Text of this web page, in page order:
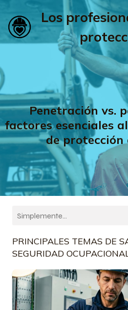
Los
Penetración vs.
factores esenciales
de protección
PRINCIPALES TEMAS DE
SEGURIDAD